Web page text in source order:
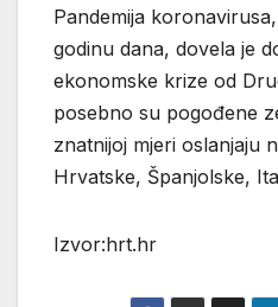
Pandemija
godinu dana, dovela je
ekonomske krize od
posebno su pogođene
znatnijoj mjeri oslanjaju
Hrvatske, Španjolske,
Izvor:hrt.hr